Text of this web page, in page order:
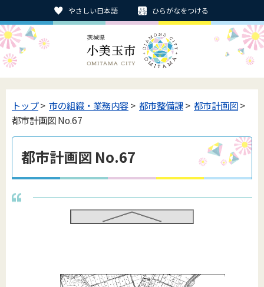
やさしい日本語 ひらがなをつける
トップ> 市の組織・業務内容> 都市整備課> 都市計画図>
都市計画図 No.67
都市計画図 No.67